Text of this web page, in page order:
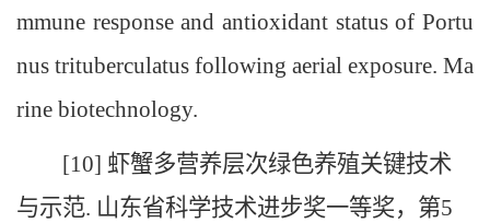
mmune response and antioxidant status of Portu
nus trituberculatus following aerial exposure. Ma
rine biotechnology.
[10] 虾蟹多营养层次绿色养殖关键技术
与示范. 山东省科学技术进步奖一等奖，第5